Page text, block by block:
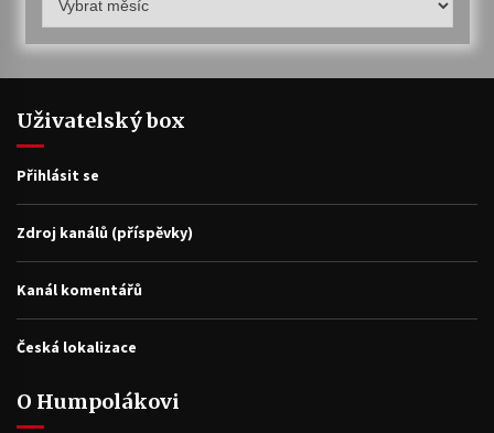
archiv
Uživatelský box
Přihlásit se
Zdroj kanálů (příspěvky)
Kanál komentářů
Česká lokalizace
O Humpolákovi